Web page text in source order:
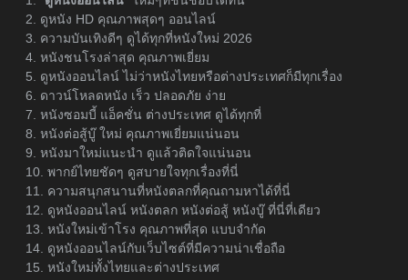
2. ดูหนัง HD คุณภาพสุดๆ ออนไลน์
3. ความบันเทิงดีๆ ดูได้ทุกที่หนังใหม่ 2026
4. หนังชนโรงล่าสุด คุณภาพเยี่ยม
5. ดูหนังออนไลน์ ไม่ว่าหนังไทยหรือต่างประเทศก็มีทุกเรื่อง
6. ดาวน์โหลดหนัง เร็ว ปลอดภัย ง่าย
7. หนังซอมบี้ แอ็คชั่น ต่างประเทศ ดูได้ทุกที่
8. หนังต่อสู้บู๊ ใหม่ คุณภาพเยี่ยมแน่นอน
9. หนังมาใหม่แนะนำ ดูแล้วติดใจแน่นอน
10. พากย์ไทยชัดๆ ดูสบายใจทุกเรื่องที่นี่
11. ความสนุกสนานที่หนังตลกที่คุณถามหาได้ที่นี่
12. ดูหนังออนไลน์ หนังตลก หนังต่อสู้ หนังบู๊ ที่นี่ที่เดียว
13. หนังใหม่เข้าโรง คุณภาพที่สุด แบบจำกัด
14. ดูหนังออนไลน์กับเว็บไซต์ที่มีความน่าเชื่อถือ
15. หนังใหม่ทั้งไทยและต่างประเทศ